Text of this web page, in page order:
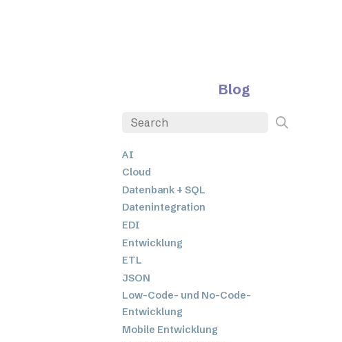
Blog
AI
Cloud
Datenbank + SQL
Datenintegration
EDI
Entwicklung
ETL
JSON
Low-Code- und No-Code-
Entwicklung
Mobile Entwicklung